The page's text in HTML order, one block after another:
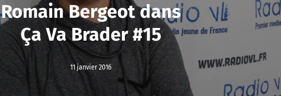
Romain Bergeot dans
Ça Va Brader #15
11 janvier 2016